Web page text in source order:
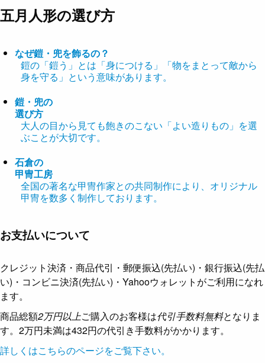
五月人形の選び方
なぜ鎧・兜を飾るの？
鎧の「鎧う」とは「身につける」「物をまとって敵から
身を守る」という意味があります。
鎧・兜の
選び方
大人の目から見ても飽きのこない「よい造りもの」を選
ぶことが大切です。
石倉の
甲冑工房
全国の著名な甲冑作家との共同制作により、オリジナル
甲冑を数多く制作しております。
お支払いについて
クレジット決済・商品代引・郵便振込(先払い)・銀行振込(先払
い)・コンビニ決済(先払い)・Yahooウォレットがご利用になれ
ます。
商品総額2万円以上ご購入のお客様は代引手数料無料となりま
す。2万円未満は432円の代引き手数料がかかります。
詳しくはこちらのページをご覧下さい。